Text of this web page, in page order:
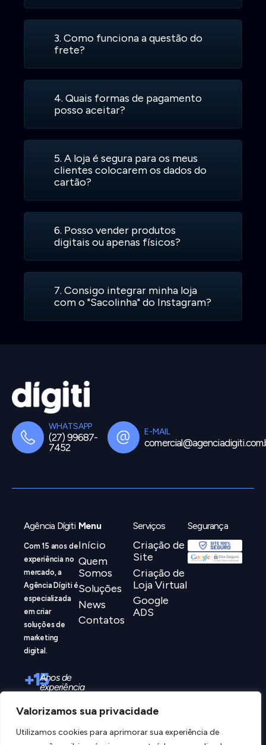
Valorizamos sua privacidade
Utilizamos cookies para aprimorar sua experiência de
3. Como funciona a questão do
frete?
4. Quais formas de pagamento
posso aceitar?
5. A loja é segura para os meus
clientes colocarem os dados do
cartão?
6. Posso vender produtos
digitais ou apenas físicos?
7. Consigo integrar minha loja
com o "Sacolinha" do Instagram?
WHATSAPP
(27) 99687-
7452
E-MAIL
Agência Dígiti
Com 15 anos de
experiência no
mercado, a
Agência Dígiti é
especializada
em criar
soluções de
marketing
digital.
+15Anos de
experiência
Menu
Início
Quem
Somos
Soluções
News
Contatos
Serviços
Criação de
Site
Criação de
Loja Virtual
Google
ADS
Segurança